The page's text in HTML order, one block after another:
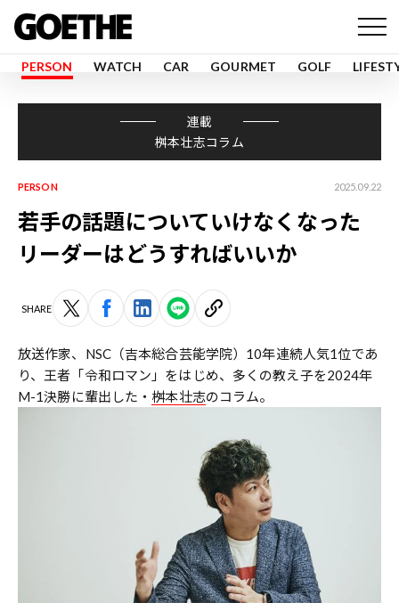
PERSON WATCH CAR GOURMET GOLF
連載
桝本壮志コラム
PERSON 2025.09.22
若手の話題についていけなくなった
リーダーはどうすればいいか
SHARE
放送作家、NSC（吉本総合芸能学院）10年連続人気1位であ
り、王者「令和ロマン」をはじめ、多くの教え子を2024年
M-1決勝に輩出した・ 桝本壮志のコラム。